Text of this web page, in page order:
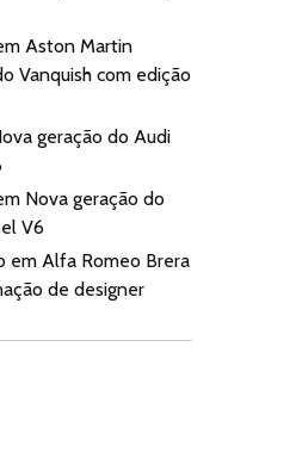
Aston Martin
Vanquish com edição
geração do Audi
Nova geração do
V6
emAlfa Romeo Brera
de designer